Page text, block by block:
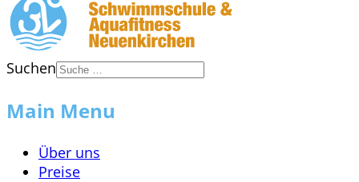
Suchen
Main Menu
Über uns
Preise